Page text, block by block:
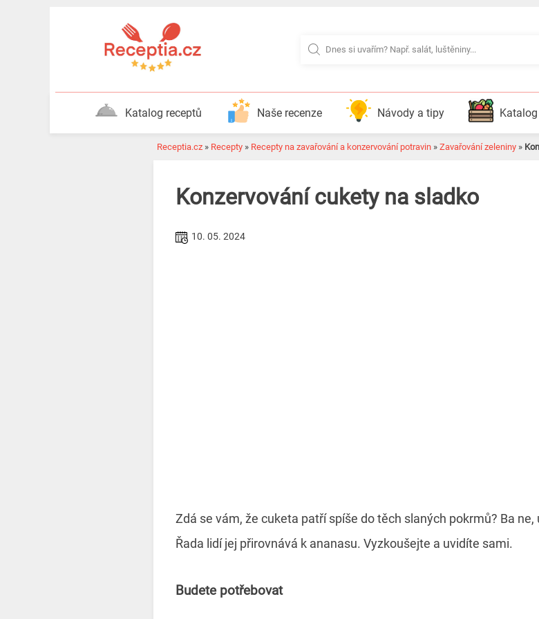
Katalog receptů Naše recenze Návody a tipy
Receptia.cz » Recepty » Recepty na zavařování a konzervování potravin » Zavařování zeleniny »
Konzervování cukety na sladko
10. 05. 2024
Zdá se vám, že cuketa patří spíše do těch slaných pokrmů? Ba
Řada lidí jej přirovnává k ananasu. Vyzkoušejte a uvidíte sami.
Budete potřebovat